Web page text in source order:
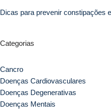
Dicas para prevenir constipações
Categorias
Cancro
Doenças Cardiovasculares
Doenças Degenerativas
Doenças Mentais